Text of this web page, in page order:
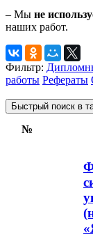
– Мы не
наших работ.
Фильтр:
работы Рефераты
Быстрый поиск в
№